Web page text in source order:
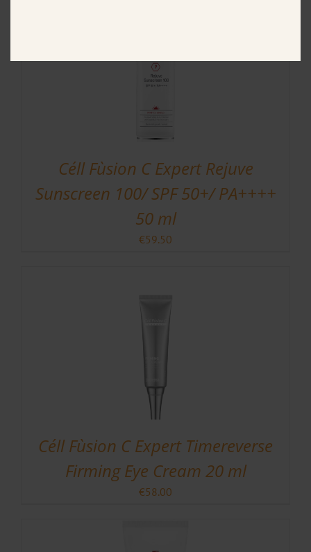
Céll Fùsion C Expert Rejuve
Sunscreen 100/ SPF 50+/ PA++++
50 ml
€59.50
Céll Fùsion C Expert Timereverse
Firming Eye Cream 20 ml
€58.00